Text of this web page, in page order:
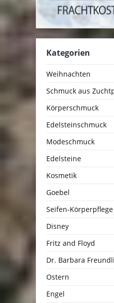
Kategorien
Weihnachten
Schmuck aus
Körperschmuck
Edelsteinschmuck
Modeschmuck
Edelsteine
Kosmetik
Goebel
Seifen-Körperpflege
Disney
Fritz and Floyd
Dr. Barbara
Ostern
Engel